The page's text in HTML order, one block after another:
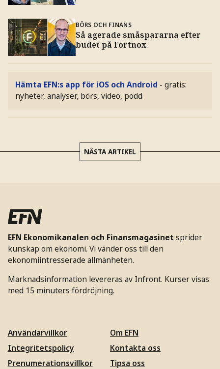
BÖRS OCH FINANS
Så agerade småspararna efter
budet på Fortnox
Hämta EFN:s app för iOS och Android - gratis:
nyheter, analyser, börs, video, podd
NÄSTA ARTIKEL
EFN Ekonomikanalen och Finansmagasinet sprider
kunskap om ekonomi. Vi vänder oss till den
ekonomiintresserade allmänheten.
Marknadsinformation levereras av Infront. Kurser visas
med 15 minuters fördröjning.
Användarvillkor
Integritetspolicy
Prenumerationsvillkor
Om EFN
Kontakta oss
Tipsa oss